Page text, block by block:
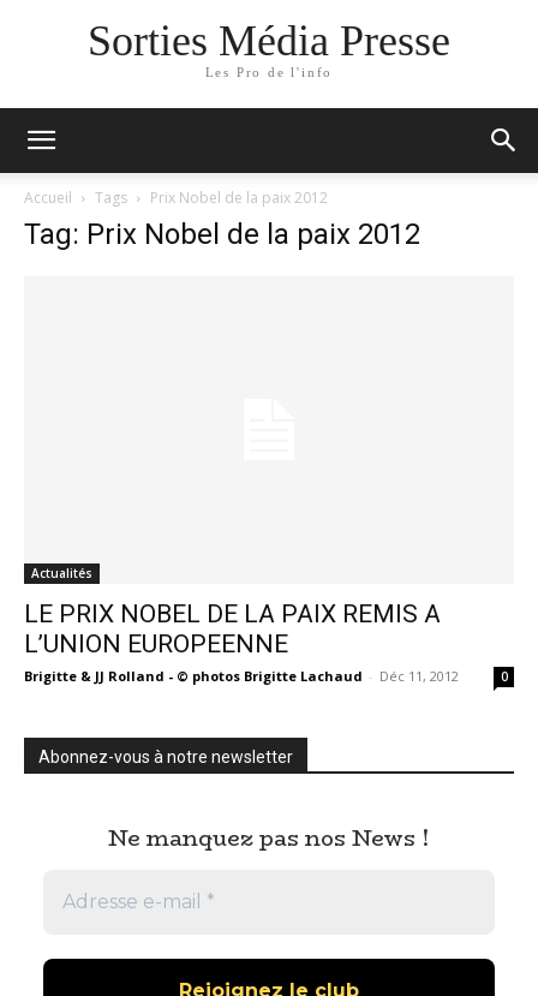
Sorties Média Presse
Les Pro de l'info
Accueil Tags Prix Nobel de la paix 2012
Tag: Prix Nobel de la paix 2012
Actualités
LE PRIX NOBEL DE LA PAIX REMIS A
L’UNION EUROPEENNE
Brigitte & JJ Rolland - © photos Brigitte Lachaud - Déc 11, 2012 0
Abonnez-vous à notre newsletter
Ne manquez pas nos News !